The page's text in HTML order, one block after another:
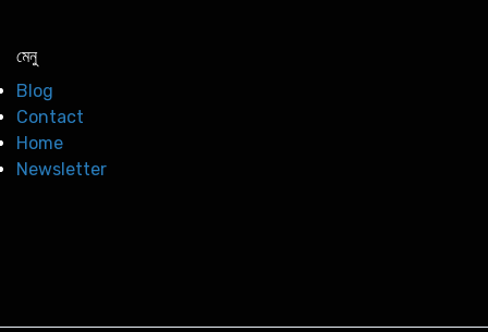
মেনু
Blog
Contact
Home
Newsletter